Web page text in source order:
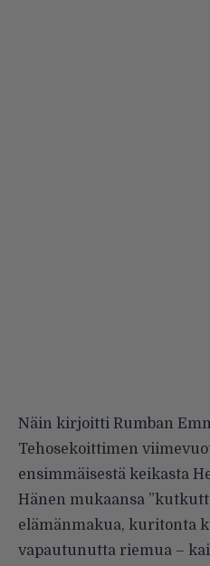
Näin kirjoitti Rumban
Tehosekoittimen
ensimmäisestä keikasta
Hänen mukaansa
elämänmakua, kuritonta
vapautunutta riemua –